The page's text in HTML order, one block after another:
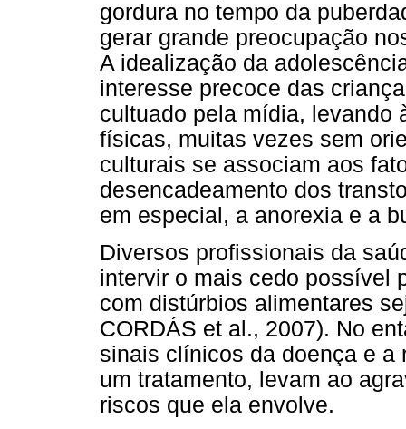
gordura no tempo da
gerar grande preocupação
A idealização da
interesse precoce das
cultuado pela mídia, levando
físicas, muitas vezes sem
culturais se associam aos
desencadeamento dos
em especial, a anorexia e a
Diversos profissionais da
intervir o mais cedo possível
com distúrbios alimentares
CORDÁS et al., 2007). No
sinais clínicos da doença e a
um tratamento, levam ao
riscos que ela envolve.